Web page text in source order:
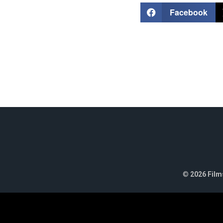
Facebook
© 2026